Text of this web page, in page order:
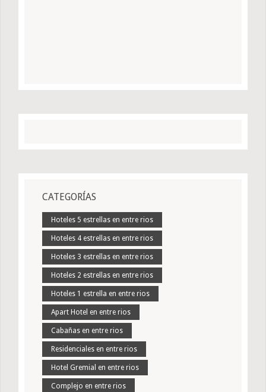
CATEGORÍAS
Hoteles 5 estrellas en entre rios
Hoteles 4 estrellas en entre rios
Hoteles 3 estrellas en entre rios
Hoteles 2 estrellas en entre rios
Hoteles 1 estrella en entre rios
Apart Hotel en entre rios
Cabañas en entre rios
Residenciales en entre rios
Hotel Gremial en entre rios
Complejo en entre rios